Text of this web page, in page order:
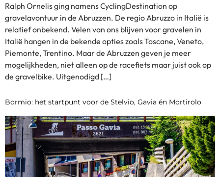
Ralph Ornelis ging namens CyclingDestination op
gravelavontuur in de Abruzzen. De regio Abruzzo in Italië is
relatief onbekend. Velen van ons blijven voor gravelen in
Italië hangen in de bekende opties zoals Toscane, Veneto,
Piemonte, Trentino. Maar de Abruzzen geven je meer
mogelijkheden, niet alleen op de racefiets maar juist ook op
de gravelbike. Uitgenodigd […]
Bormio: het startpunt voor de Stelvio, Gavia én Mortirolo